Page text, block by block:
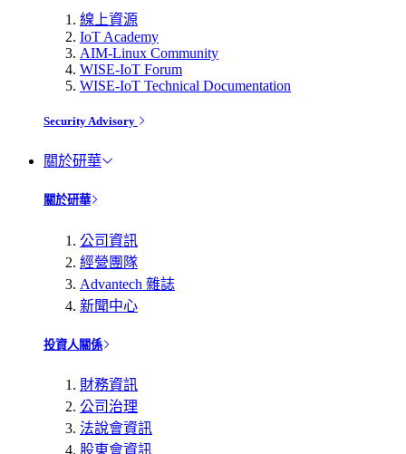
線上資源
IoT Academy
AIM-Linux Community
WISE-IoT Forum
WISE-IoT Technical Documentation
Security Advisory
關於研華
關於研華
公司資訊
經營團隊
Advantech 雜誌
新聞中心
投資人關係
財務資訊
公司治理
法說會資訊
股東會資訊